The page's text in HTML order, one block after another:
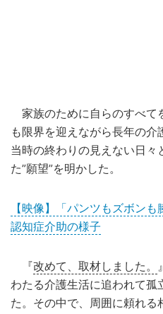
家族のために自らのすべて
も限界を迎えながら長年の介
当時の終わりの見えない日々
た”願望”を明かした。
【映像】「パンツもズボン
認知症介助の様子
『改めて、取材しました。
わたる介護生活に追われて孤
た。その中で、周囲に頼れ